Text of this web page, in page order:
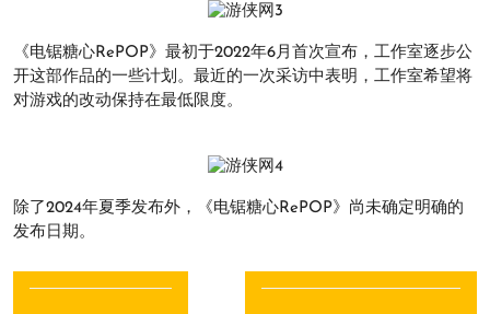
《电锯糖心RePOP》最初于2022年6月首次宣布，工作室逐步公
开这部作品的一些计划。最近的一次采访中表明，工作室希望将
对游戏的改动保持在最低限度。
除了2024年夏季发布外，《电锯糖心RePOP》尚未确定明确的
发布日期。
文